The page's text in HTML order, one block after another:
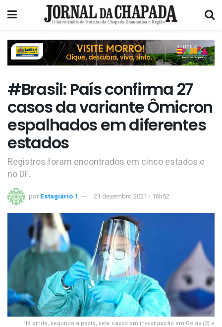
#Brasil: País confirma 27
casos da variante Ômicron
espalhados em diferentes
estados
Registros foram encontrados em cinco estados e
no DF.
por Estagiário 1 21 dezembro 2021 - 16h52
Há ainda, segundo a pasta, sete casos em investigação em Goiás (2) e